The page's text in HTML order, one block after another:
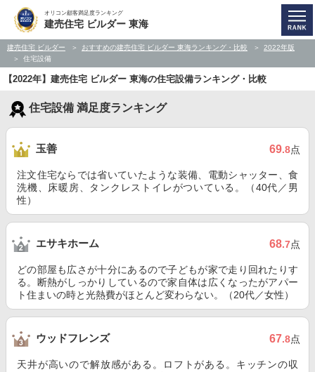
オリコン顧客満足度ランキング
建売住宅 ビルダー 東海
建売住宅 ビルダー おすすめの建売住宅 ビルダー 東海ランキング・比較
2022年版
住宅設備
【2022年】建売住宅 ビルダー 東海の住宅設備ランキング・比較
住宅設備 満足度ランキング
玉善 69.8点
注文住宅ならでは省いていたような装備、電動シャッター、食
洗機、床暖房、タンクレストイレがついている。（40代／男
性）
エサキホーム 68.7点
どの部屋も広さが十分にあるので子どもが家で走り回れたりす
る。断熱がしっかりしているので家自体は広くなったがアパー
ト住まいの時と光熱費がほとんど変わらない。（20代／女性）
ウッドフレンズ 67.8点
天井が高いので解放感がある。ロフトがある。キッチンの収